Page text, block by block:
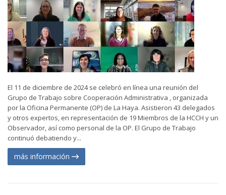
El 11 de diciembre de 2024 se celebró en línea una reunión del
Grupo de Trabajo sobre Cooperación Administrativa , organizada
por la Oficina Permanente (OP) de La Haya. Asistieron 43 delegados
y otros expertos, en representación de 19 Miembros de la HCCH y un
Observador, así como personal de la OP. El Grupo de Trabajo
continuó debatiendo y...
más información